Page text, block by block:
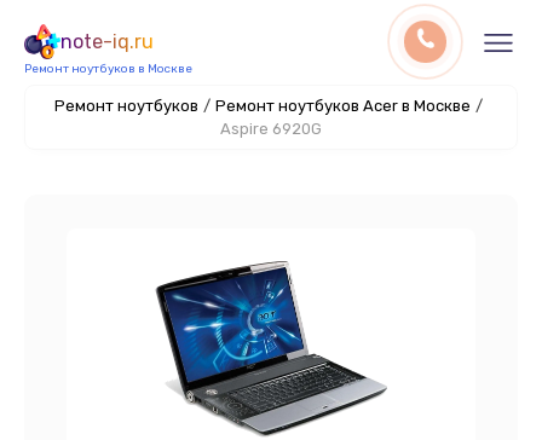
note-iq.ru
Ремонт ноутбуков в Москве
Ремонт ноутбуков / Ремонт ноутбуков Acer в Москве /
Aspire 6920G